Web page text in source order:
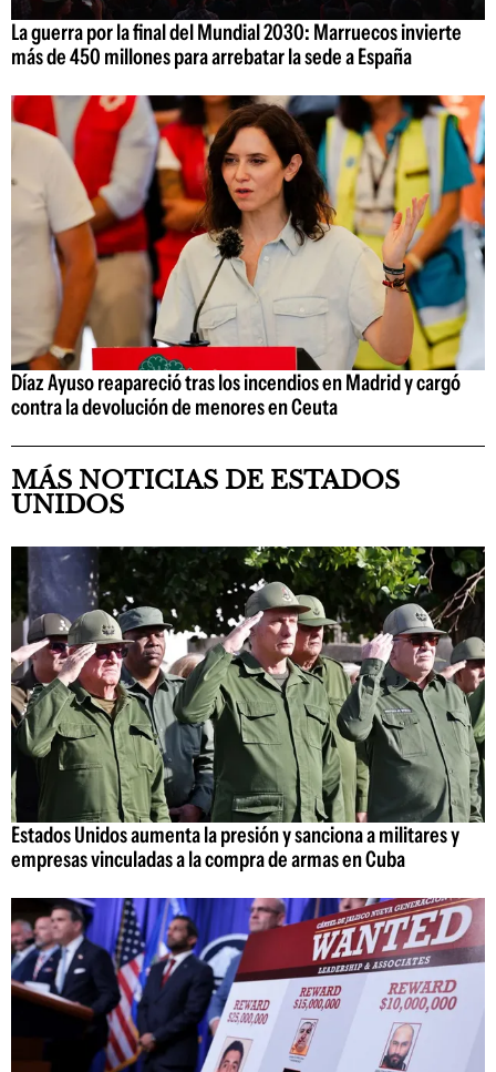
La guerra por la final del Mundial 2030: Marruecos invierte
más de 450 millones para arrebatar la sede a España
Díaz Ayuso reapareció tras los incendios en Madrid y cargó
contra la devolución de menores en Ceuta
MÁS NOTICIAS DE ESTADOS
UNIDOS
Estados Unidos aumenta la presión y sanciona a militares y
empresas vinculadas a la compra de armas en Cuba